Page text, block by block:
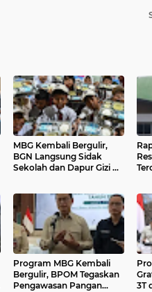
MBG Kembali Bergulir,
BGN Langsung Sidak
Sekolah dan Dapur Gizi di
Program MBG Kembali
Bergulir, BPOM Tegaskan
Pengawasan Pangan
3T